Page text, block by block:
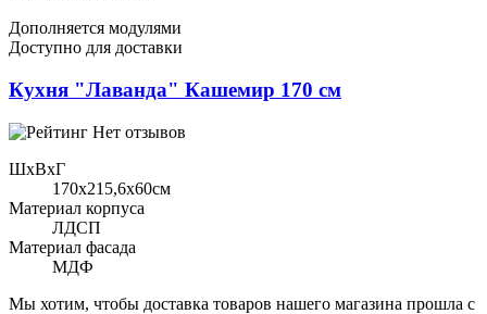
Дополняется модулями
Доступно для доставки
Кухня "Лаванда" Кашемир 170 см
Нет отзывов
ШхВхГ
170x215,6х60см
Материал корпуса
ЛДСП
Материал фасада
МДФ
Мы хотим, чтобы доставка товаров нашего магазина прошла с